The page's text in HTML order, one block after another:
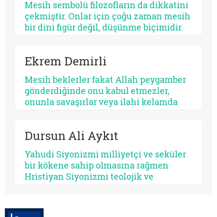
bazısı sertleştirir. Bazısı dayanıklılık
üretir, bazısı düşmanlık.
Mesih sembolü filozofların da dikkatini
çekmiştir. Onlar için çoğu zaman mesih
bir dini figür değil, düşünme biçimidir.
onun çoktan sekülerleştiğini ve modern
savunur.
Ekrem Demirli
Mesih beklerler fakat Allah peygamber
gönderdiğinde onu kabul etmezler,
onunla savaşırlar veya ilahi kelamda
için de bunu düşünmek mümkündür:
Beklediklerini iddia ettikleri kurtarıcı
gelse onu da tanımayacaklardır.
Dursun Ali Aykıt
Yahudi Siyonizmi milliyetçi ve seküler
bir kökene sahip olmasına rağmen
Hristiyan Siyonizmi teolojik ve
Siyonizminin İsrail’e yönelik siyasî